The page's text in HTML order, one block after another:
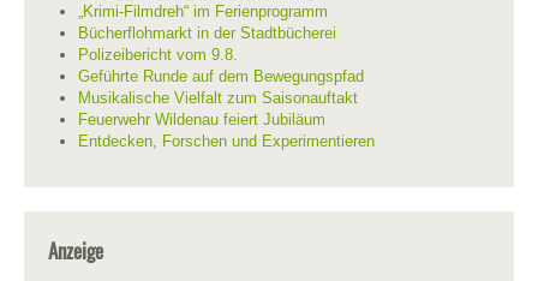
„Krimi-Filmdreh“ im Ferienprogramm
Bücherflohmarkt in der Stadtbücherei
Polizeibericht vom 9.8.
Geführte Runde auf dem Bewegungspfad
Musikalische Vielfalt zum Saisonauftakt
Feuerwehr Wildenau feiert Jubiläum
Entdecken, Forschen und Experimentieren
Anzeige